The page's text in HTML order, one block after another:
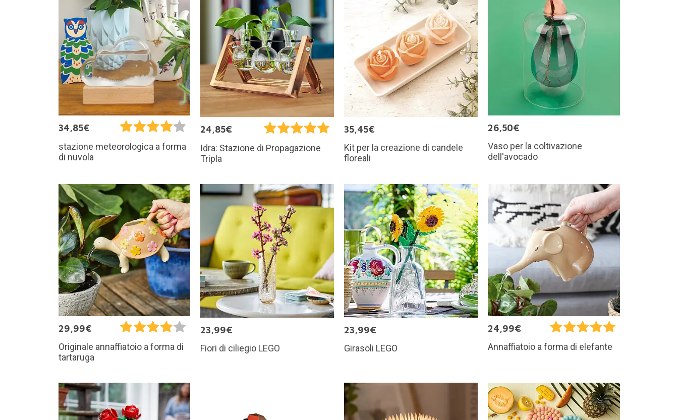
34,85€
stazione meteorologica a forma
di nuvola
24,85€
Idra: Stazione di Propagazione
Tripla
35,45€
Kit per la creazione di candele
floreali
26,50€
Vaso per la coltivazione
dell'avocado
29,99€
Originale annaffiatoio a forma di
tartaruga
23,99€
Fiori di ciliegio LEGO
23,99€
Girasoli LEGO
24,99€
Annaffiatoio a forma di elefante